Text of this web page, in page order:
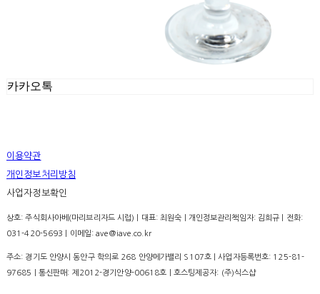
카카오톡
이용약관
개인정보처리방침
사업자정보확인
상호: 주식회사아베(마리브리자드 시럽) | 대표: 최원숙 | 개인정보관리책임자: 김희규 | 전화:
031-420-5693 | 이메일: ave@iave.co.kr
주소: 경기도 안양시 동안구 학의로 268 안양메가밸리 S107호 | 사업자등록번호: 125-81-
97685
| 통신판매: 제2012-경기안양-00618호 | 호스팅제공자: (주)식스샵